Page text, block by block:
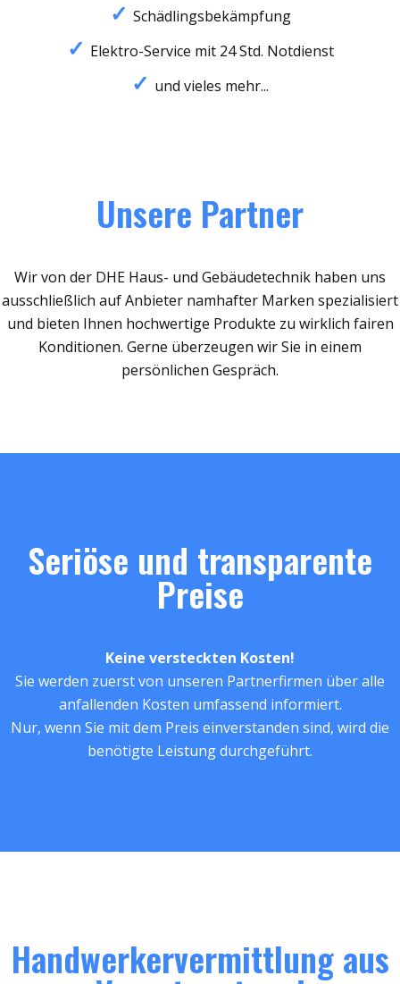
Schädlingsbekämpfung
Elektro-Service mit 24 Std. Notdienst
und vieles mehr...
Unsere Partner
Wir von der DHE Haus- und Gebäudetechnik haben uns
ausschließlich auf Anbieter namhafter Marken spezialisiert
und bieten Ihnen hochwertige Produkte zu wirklich fairen
Konditionen. Gerne überzeugen wir Sie in einem
persönlichen Gespräch.
Seriöse und transparente
Preise
Keine versteckten Kosten!
Sie werden zuerst von unseren Partnerfirmen über alle
anfallenden Kosten umfassend informiert.
Nur, wenn Sie mit dem Preis einverstanden sind, wird die
benötigte Leistung durchgeführt.
Handwerkervermittlung aus